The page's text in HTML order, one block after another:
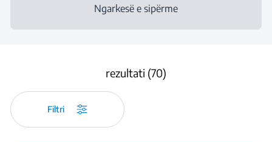
Ngarkesë e sipërme
rezultati (70)
Filtri